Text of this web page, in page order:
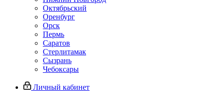
Октябрьский
Оренбург
Орск
Пермь
Саратов
Стерлитамак
Сызрань
Чебоксары
Личный кабинет